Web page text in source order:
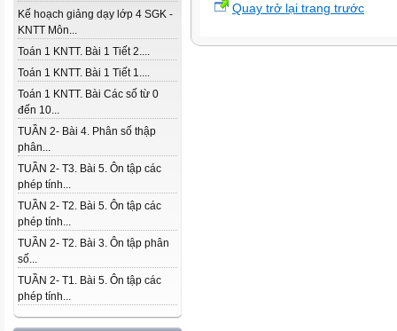
Kế hoạch giảng dạy lớp 4 SGK -
KNTT Môn...
Toán 1 KNTT. Bài 1 Tiết 2....
Toán 1 KNTT. Bài 1 Tiết 1....
Toán 1 KNTT. Bài Các số từ 0
đến 10...
TUẦN 2- Bài 4. Phân số thập
phân...
TUẦN 2- T3. Bài 5. Ôn tập các
phép tính...
TUẦN 2- T2. Bài 5. Ôn tập các
phép tính...
TUẦN 2- T2. Bài 3. Ôn tập phân
số...
TUẦN 2- T1. Bài 5. Ôn tập các
phép tính...
Quay trở lại trang trước